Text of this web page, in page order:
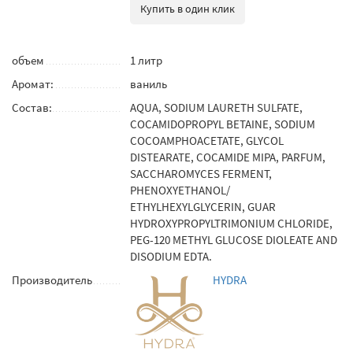
Купить в один клик
объем
1 литр
Аромат:
ваниль
Состав:
AQUA, SODIUM LAURETH SULFATE,
COCAMIDOPROPYL BETAINE, SODIUM
COCOAMPHOACETATE, GLYCOL
DISTEARATE, COCAMIDE MIPA, PARFUM,
SACCHAROMYCES FERMENT,
PHENOXYETHANOL/
ETHYLHEXYLGLYCERIN, GUAR
HYDROXYPROPYLTRIMONIUM CHLORIDE,
PEG-120 METHYL GLUCOSE DIOLEATE AND
DISODIUM EDTA.
Производитель
HYDRA